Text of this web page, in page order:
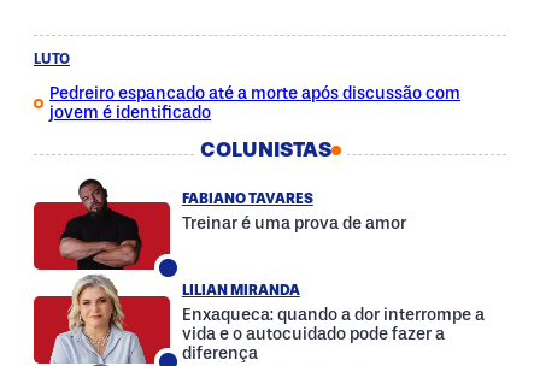
LUTO
Pedreiro espancado até a morte após discussão com
jovem é identificado
COLUNISTAS
FABIANO TAVARES
Treinar é uma prova de amor
LILIAN MIRANDA
Enxaqueca: quando a dor interrompe a
vida e o autocuidado pode fazer a
diferença